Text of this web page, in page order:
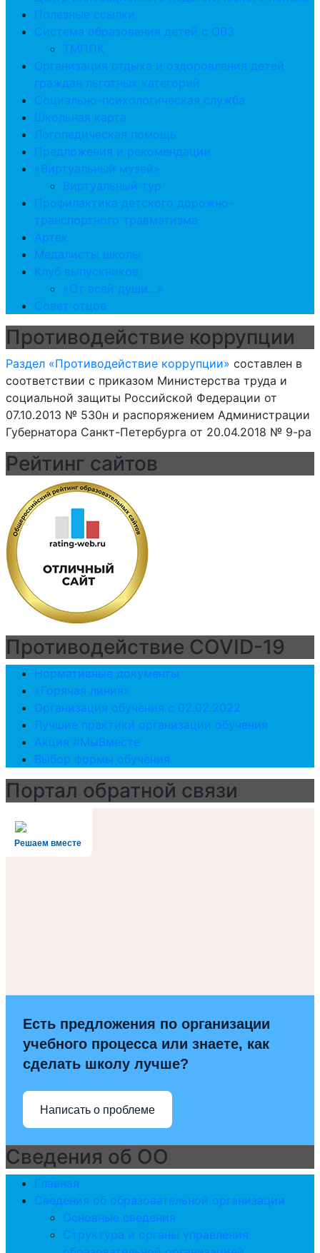
Полезные ссылки
Система образования детей с ОВЗ
ТМППК
Организация отдыха и оздоровления детей
граждан льготных категорий
Социально-психологическая служба
Школьная карта
Логопедическая помощь
Предложения и рекомендации
«Виртуальный музей»
Виртуальный тур
Профилактика детского дорожно-
транспортного травматизма
Артек
Медалисты школы
Клуб выпускников
«От всей души…»
Совет отцов
Противодействие коррупции
Раздел «Противодействие коррупции» составлен в
соответствии с приказом Министерства труда и
социальной защиты Российской Федерации от
07.10.2013 № 530н и распоряжением Администрации
Губернатора Санкт-Петербурга от 20.04.2018 № 9-ра
Рейтинг сайтов
Противодействие COVID-19
Нормативные документы
«Горячая линия»
Организация обучения с 02.02.2022
Лучшие практики организации обучения
Акция #МыВместе
Выбор формы обучения
Портал обратной связи
Решаем вместе
Есть предложения по организации
учебного процесса или знаете, как
сделать школу лучше?
Написать о проблеме
Сведения об ОО
Главная
Сведения об образовательной организации
Основные сведения
Структура и органы управления